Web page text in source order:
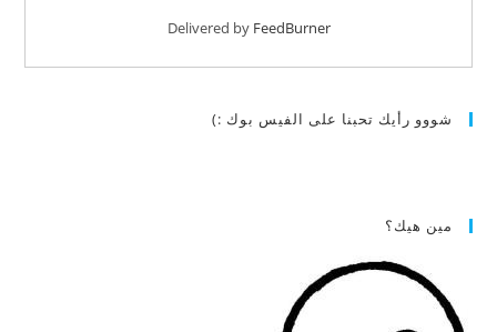
Delivered by FeedBurner
شووو رأيك تحبنا على الفيس بوك :)
مين هيك؟